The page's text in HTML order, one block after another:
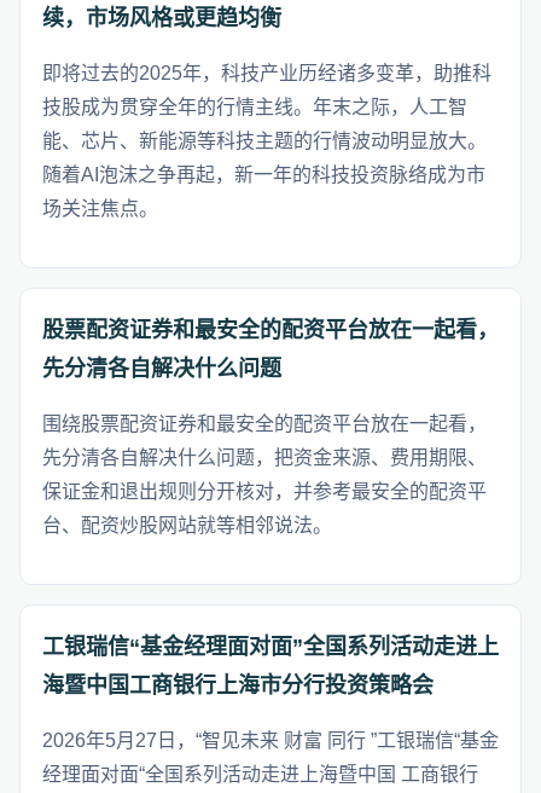
续，市场风格或更趋均衡
即将过去的2025年，科技产业历经诸多变革，助推科
技股成为贯穿全年的行情主线。年末之际，人工智
能、芯片、新能源等科技主题的行情波动明显放大。
随着AI泡沫之争再起，新一年的科技投资脉络成为市
场关注焦点。
股票配资证券和最安全的配资平台放在一起看，
先分清各自解决什么问题
围绕股票配资证券和最安全的配资平台放在一起看，
先分清各自解决什么问题，把资金来源、费用期限、
保证金和退出规则分开核对，并参考最安全的配资平
台、配资炒股网站就等相邻说法。
工银瑞信“基金经理面对面”全国系列活动走进上
海暨中国工商银行上海市分行投资策略会
2026年5月27日，“智见未来 财富 同行 ”工银瑞信“基金
经理面对面“全国系列活动走进上海暨中国 工商银行